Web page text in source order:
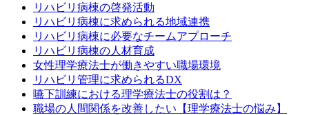
リハビリ病棟の啓発活動
リハビリ病棟に求められる地域連携
リハビリ病棟に必要なチームアプローチ
リハビリ病棟の人材育成
女性理学療法士が働きやすい職場環境
リハビリ管理に求められるDX
嚥下訓練における理学療法士の役割は？
職場の人間関係を改善したい【理学療法士の悩み】